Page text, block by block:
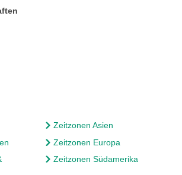
Zeitzonen Asien
Zeitzonen Europa
Zeitzonen Südamerika